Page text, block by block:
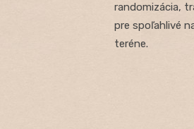
randomizácia,
pre spoľahlivé
teréne.